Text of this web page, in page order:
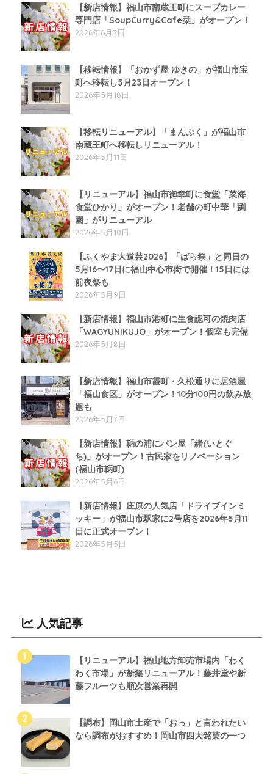
【新店情報】福山市南蔵王町にスープカレー
専門店「SoupCurry&Cafe栞」がオープン！
2026年6月3日
【移転情報】「おかず屋 ゆきの」が福山市宝
町へ移転し5月23日オープン！
2026年5月18日
【移転リニューアル】「まんぷく」が福山市
南蔵王町へ移転しリニューアル！
2026年5月11日
【リニューアル】福山市御幸町に食堂「菜海
食堂ひかり」がオープン！老舗の町中華「劉
園」がリニューアル
2026年5月10日
【ふくやま大道芸2026】「ばら祭」と同日の
5月16〜17日に福山中心市街で開催！15日には
前夜祭も
2026年5月9日
【新店情報】福山市港町に生食認可の焼肉店
「WAGYUNIKUJO」がオープン！個室も完備
2026年5月8日
【新店情報】福山市霞町・久松通りに居酒屋
「福山食区」がオープン！10分100円の飲み放
題も
2026年5月7日
【新店情報】鞆の浦にパン屋「緒(いとぐ
ち)」がオープン！古民家をリノベーション
(福山市鞆町)
2026年5月6日
【新店情報】庄原の人気店「ドライブインミ
ッキー」が福山市駅家に2号店を2026年5月11
日に正式オープン！
2026年5月5日
人気記事
【リニューアル】福山地方卸売市場内「わく
わく市場」が新築リニューアル！藤井堂や新
藤フルーツも順次営業再開
【調布】岡山市土産で「おっ」と言われたい
なら調布がおすすめ！岡山市四大銘菓の一つ